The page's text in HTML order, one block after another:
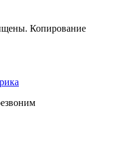
Копирование